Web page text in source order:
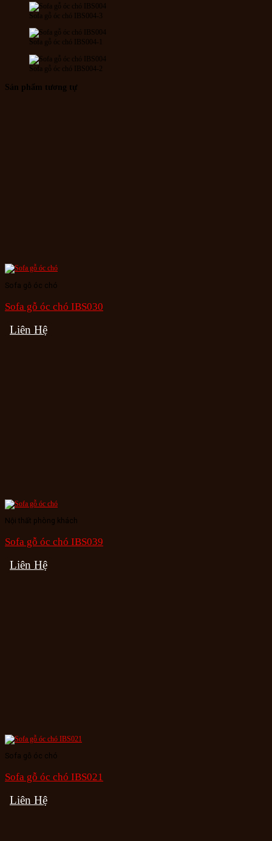
Sofa gỗ óc chó IBS004-3
Sofa gỗ óc chó IBS004-1
Sofa gỗ óc chó IBS004-2
Sản phẩm tương tự
Sofa gỗ óc chó
Sofa gỗ óc chó IBS030
Liên Hệ
Nội thất phòng khách
Sofa gỗ óc chó IBS039
Liên Hệ
Sofa gỗ óc chó
Sofa gỗ óc chó IBS021
Liên Hệ